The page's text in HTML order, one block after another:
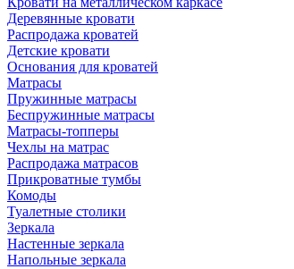
Деревянные кровати
Распродажа кроватей
Детские кровати
Основания для кроватей
Матрасы
Пружинные матрасы
Беспружинные матрасы
Матрасы-топперы
Чехлы на матрас
Распродажа матрасов
Прикроватные тумбы
Комоды
Туалетные столики
Зеркала
Настенные зеркала
Напольные зеркала